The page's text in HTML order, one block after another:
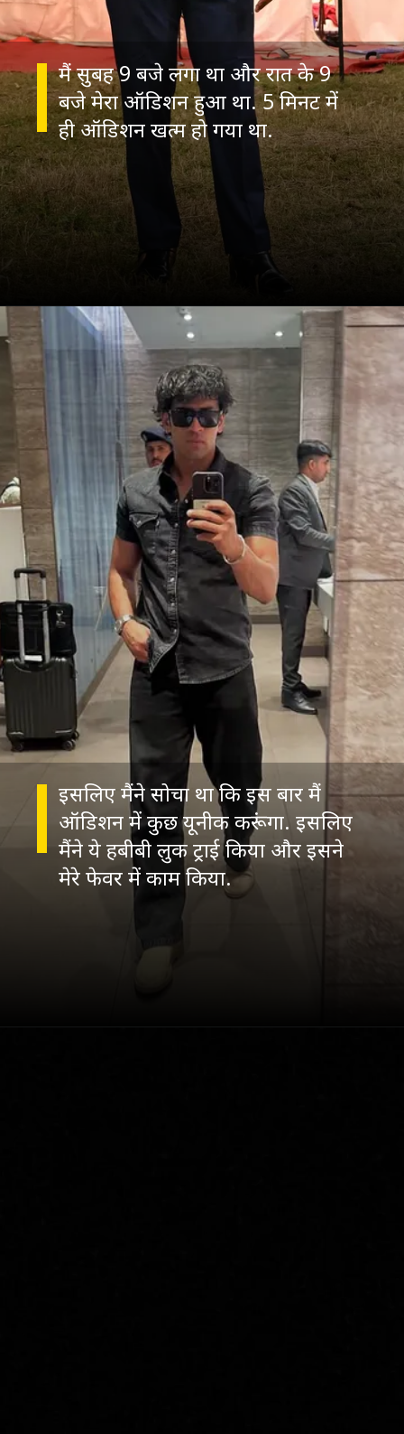
मैं सुबह 9 बजे लगा था और रात के 9
बजे मेरा ऑडिशन हुआ था. 5 मिनट में
ही ऑडिशन खत्म हो गया था.
इसलिए मैंने सोचा था कि इस बार मैं
ऑडिशन में कुछ यूनीक करूंगा. इसलिए
मैंने ये हबीबी लुक ट्राई किया और इसने
मेरे फेवर में काम किया.